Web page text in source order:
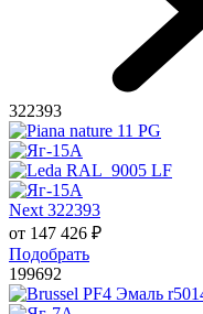
322393
Next 322393
от 147 426 ₽
Подобрать
199692